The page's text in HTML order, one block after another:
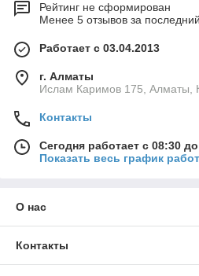
Рейтинг не сформирован
Менее 5 отзывов за
Работает с 03.04.2013
г. Алматы
Ислам Каримов 175, Алматы,
Контакты
Сегодня работает с 08:30
Показать весь график
О нас
Контакты